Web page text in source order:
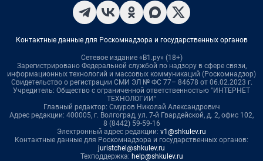
Контактные данные для Роскомнадзора и государственных органов
Сетевое издание «В1.ру» (18+)
Зарегистрировано Федеральной службой по надзору в сфере связи,
информационных технологий и массовых коммуникаций (Роскомнадзор)
Свидетельство о регистрации СМИ ЭЛ № ФС 77– 84678 от 06.02.2023 г.
Учредитель: Общество с ограниченной ответственностью "ИНТЕРНЕТ
ТЕХНОЛОГИИ"
Главный редактор: Смуров Николай Александрович
Адрес редакции: 400005, г. Волгоград, ул. 7-й Гвардейской, д. 2, офис 102,
8 (8442) 59-59-16
Электронный адрес редакции: v1@shkulev.ru
Контактные данные для Роскомнадзора и государственных органов:
juristchel@shkulev.ru
Техподдержка: help@shkulev.ru